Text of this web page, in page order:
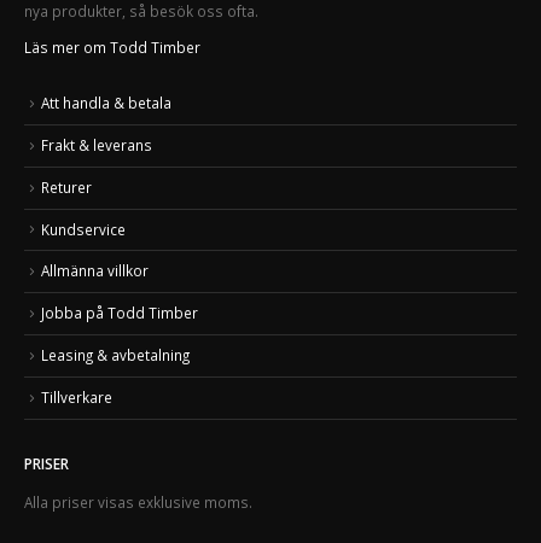
nya produkter, så besök oss ofta.
Läs mer om Todd Timber
Att handla & betala
Frakt & leverans
Returer
Kundservice
Allmänna villkor
Jobba på Todd Timber
Leasing & avbetalning
Tillverkare
PRISER
Alla priser visas exklusive moms.